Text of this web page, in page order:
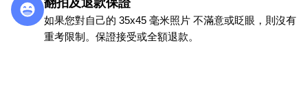
翻拍及退款保證
如果您對自己的 35x45 毫米照片 不滿意或眨眼，則沒有
重考限制。保證接受或全額退款。